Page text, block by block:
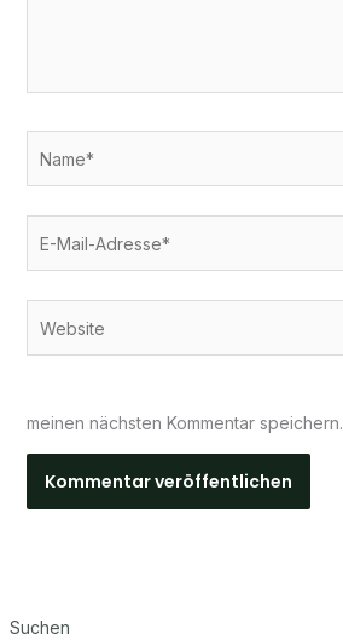
Mail-
meinen nächsten Kommentar speichern.
Suchen